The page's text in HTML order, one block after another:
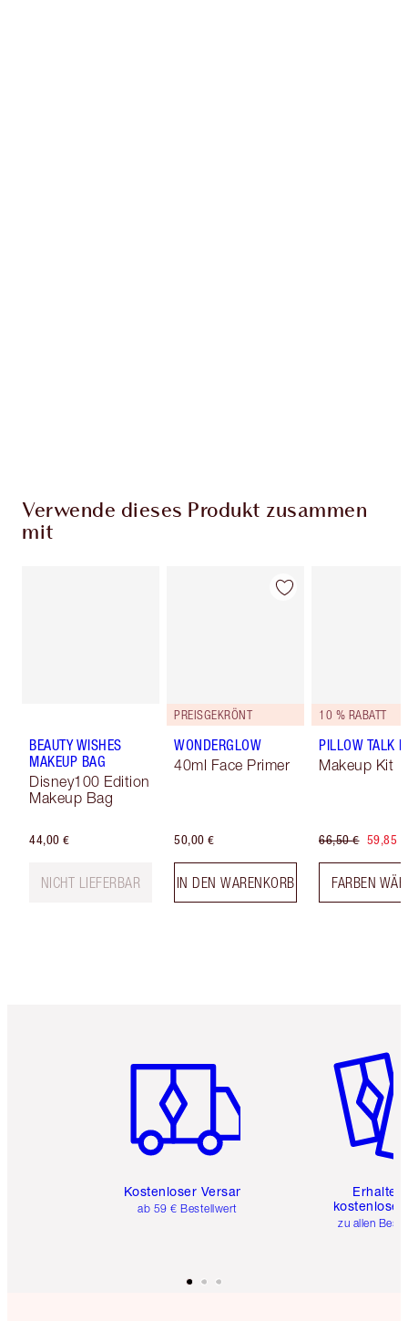
Verwende dieses Produkt zusammen
mit
BEAUTY WISHES
MAKEUP BAG
Disney100 Edition
Makeup Bag
44,00 €
NICHT LIEFERBAR
PREISGEKRÖNT
WONDERGLOW
40ml Face Primer
50,00 €
IN DEN WARENKORB
10 % RABATT
PILLOW TALK
Makeup Kit
66,50 € 59,85 €
FARBEN
Kostenloser Versand
ab 59 € Bestellwert
Erhalte
kostenlose
zu allen